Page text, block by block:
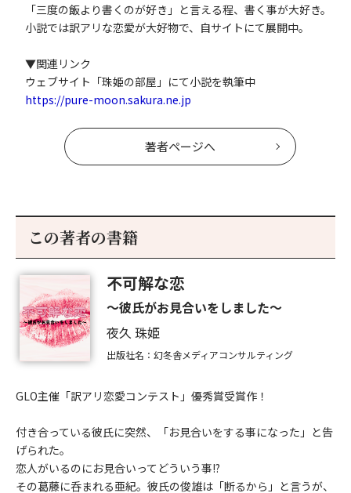
「三度の飯より書くのが好き」と言える程、書く事が大好き。
小説では訳アリな恋愛が大好物で、自サイトにて展開中。
▼関連リンク
ウェブサイト「珠姫の部屋」にて小説を執筆中
https://pure-moon.sakura.ne.jp
著者ページへ
この著者の書籍
不可解な恋
～彼氏がお見合いをしました～
夜久 珠姫
出版社名：幻冬舎メディアコンサルティング
GLO主催「訳アリ恋愛コンテスト」優秀賞受賞作！
付き合っている彼氏に突然、「お見合いをする事になった」と告
げられた。
恋人がいるのにお見合いってどういう事!?
その葛藤に呑まれる亜紀。彼氏の俊雄は「断るから」と言うが、